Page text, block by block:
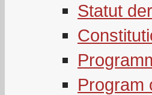
Statut
Program